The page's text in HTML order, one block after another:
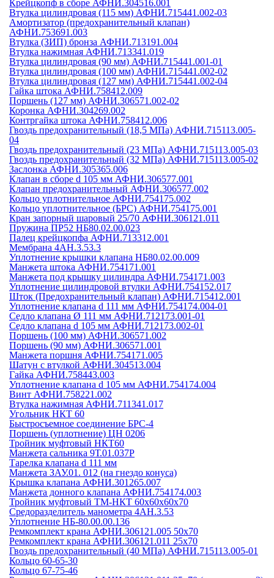
Крейцкопф в сборе АФНИ.304516.001
Втулка цилиндровая (115 мм) АФНИ.715441.002-03
Амортизатор (предохранительный клапан)
АФНИ.753691.003
Втулка (ЗИП) бронза АФНИ.713191.004
Втулка нажимная АФНИ.713341.019
Втулка цилиндровая (90 мм) АФНИ.715441.001-01
Втулка цилиндровая (100 мм) АФНИ.715441.002-02
Втулка цилиндровая (127 мм) АФНИ.715441.002-04
Гайка штока АФНИ.758412.009
Поршень (127 мм) АФНИ.306571.002-02
Коронка АФНИ.304269.002
Контргайка штока АФНИ.758412.006
Гвоздь предохранительный (18,5 МПа) АФНИ.715113.005-
04
Гвоздь предохранительный (23 МПа) АФНИ.715113.005-03
Гвоздь предохранительный (32 МПа) АФНИ.715113.005-02
Заслонка АФНИ.305365.006
Клапан в сборе d 105 мм АФНИ.306577.001
Клапан предохранительный АФНИ.306577.002
Кольцо уплотнительное АФНИ.754175.002
Кольцо уплотнительное (БРС) АФНИ.754175.001
Кран запорный шаровый 25/70 АФНИ.306121.011
Пружина ПР52 НБ80.02.00.023
Палец крейцкопфа АФНИ.713312.001
Мембрана 4АН.3.53.3
Уплотнение крышки клапана НБ80.02.00.009
Манжета штока АФНИ.754171.001
Манжета под крышку цилиндра АФНИ.754171.003
Уплотнение цилиндровой втулки АФНИ.754152.017
Шток (Предохранительный клапан) АФНИ.715412.001
Уплотнение клапана d 111 мм АФНИ.754174.004-01
Седло клапана Ø 111 мм АФНИ.712173.001-01
Седло клапана d 105 мм АФНИ.712173.002-01
Поршень (100 мм) АФНИ.306571.002
Поршень (90 мм) АФНИ.306571.001
Манжета поршня АФНИ.754171.005
Шатун с втулкой АФНИ.304513.004
Гайка АФНИ.758443.003
Уплотнение клапана d 105 мм АФНИ.754174.004
Винт АФНИ.758221.002
Втулка нажимная АФНИ.711341.017
Угольник НКТ 60
Быстросъемное соединение БРС-4
Поршень (уплотнение) ЦН 0206
Тройник муфтовый НКТ60
Манжета сальника 9Т.01.037Р
Тарелка клапана d 111 мм
Манжета ЗАУ.01. 012 (на гнездо конуса)
Крышка клапана АФНИ.301265.007
Манжета донного клапана АФНИ.754174.003
Тройник муфтовый ТМ-НКТ 60х60х60х70
Средоразделитель манометра 4АН.3.53
Уплотнение НБ-80.00.00.136
Ремкомплект крана АФНИ.306121.005 50х70
Ремкомплект крана АФНИ.306121.011 25х70
Гвоздь предохранительный (40 МПа) АФНИ.715113.005-01
Кольцо 60-65-30
Кольцо 67-75-46